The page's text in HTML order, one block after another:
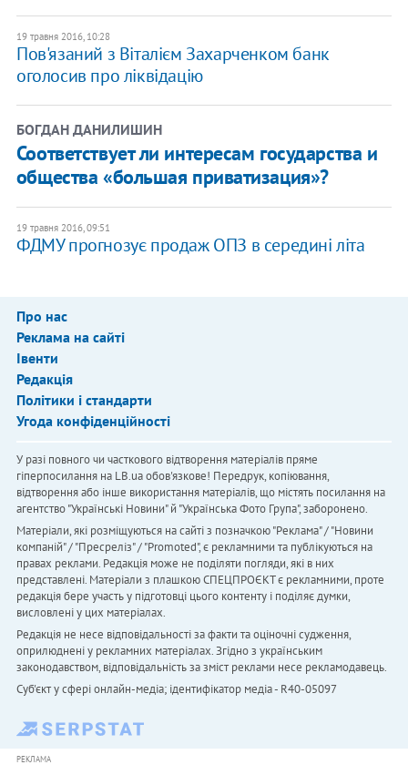
19 травня 2016, 10:28
Пов'язаний з Віталієм Захарченком банк
оголосив про ліквідацію
БОГДАН ДАНИЛИШИН
Соответствует ли интересам государства и
общества «большая приватизация»?
19 травня 2016, 09:51
ФДМУ прогнозує продаж ОПЗ в середині літа
Про нас
Реклама на сайті
Івенти
Редакція
Політики і стандарти
Угода конфіденційності
У разі повного чи часткового відтворення матеріалів пряме
гіперпосилання на LB.ua обов'язкове! Передрук, копіювання,
відтворення або інше використання матеріалів, що містять посилання на
агентство "Українськi Новини" й "Українська Фото Група", заборонено.
Матеріали, які розміщуються на сайті з позначкою "Реклама" / "Новини
компаній" / "Пресреліз" / "Promoted", є рекламними та публікуються на
правах реклами. Редакція може не поділяти погляди, які в них
представлені. Матеріали з плашкою СПЕЦПРОЄКТ є рекламними, проте
редакція бере участь у підготовці цього контенту і поділяє думки,
висловлені у цих матеріалах.
Редакція не несе відповідальності за факти та оціночні судження,
оприлюднені у рекламних матеріалах. Згідно з українським
законодавством, відповідальність за зміст реклами несе рекламодавець.
Cуб'єкт у сфері онлайн-медіа; ідентифікатор медіа - R40-05097
РЕКЛАМА